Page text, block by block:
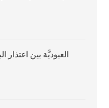
العبوديَّة بين اعتذار